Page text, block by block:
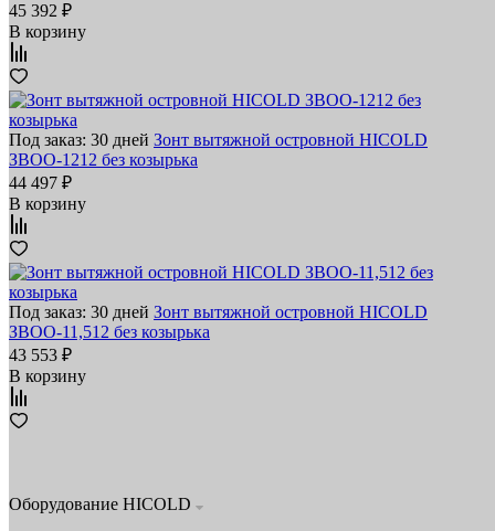
45 392 ₽
В корзину
Под заказ: 30 дней Зонт вытяжной островной HICOLD
ЗВОО-1212 без козырька
44 497 ₽
В корзину
Под заказ: 30 дней Зонт вытяжной островной HICOLD
ЗВОО-11,512 без козырька
43 553 ₽
В корзину
Оборудование HICOLD